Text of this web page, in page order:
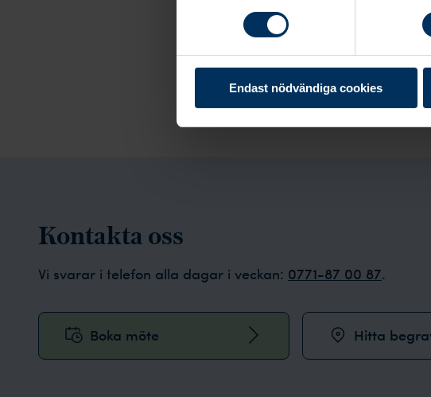
Endast nödvändiga cookies
Kontakta oss
Vi svarar i telefon alla dagar i veckan: 0771-87 00 87.
Boka möte Hitta